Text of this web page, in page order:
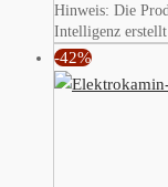
Hinweis: Die
Intelligenz erstellt
-42%